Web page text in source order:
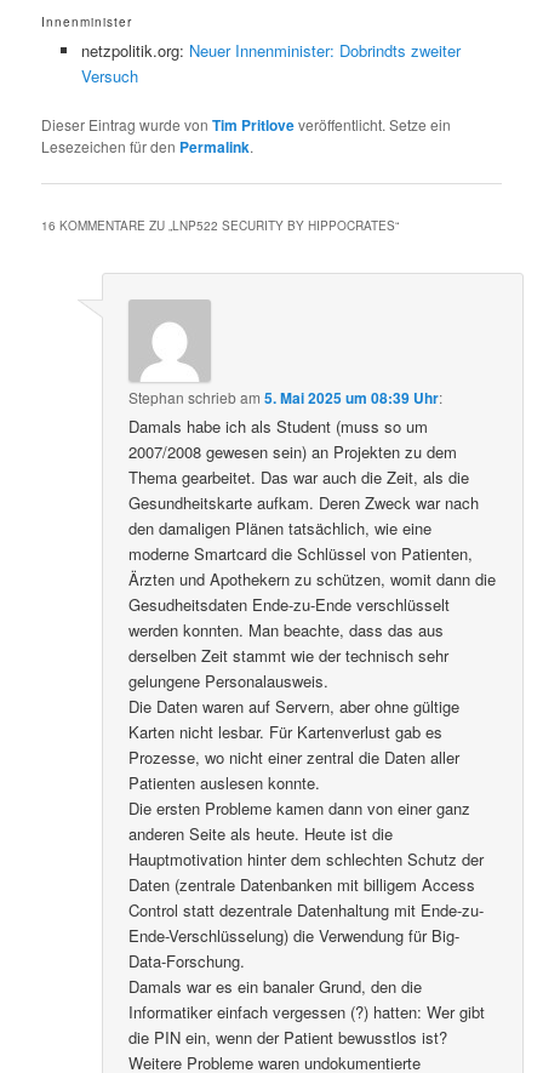
Innenminister
netzpolitik.org: Neuer Innenminister: Dobrindts zweiter
Versuch
Dieser Eintrag wurde vonTim Pritloveveröffentlicht. Setze ein
Lesezeichen für den Permalink.
16 KOMMENTARE ZU „LNP522 SECURITY BY HIPPOCRATES“
Stephan schriebam5. Mai 2025 um 08:39 Uhr:
Damals habe ich als Student (muss so um
2007/2008 gewesen sein) an Projekten zu dem
Thema gearbeitet. Das war auch die Zeit, als die
Gesundheitskarte aufkam. Deren Zweck war nach
den damaligen Plänen tatsächlich, wie eine
moderne Smartcard die Schlüssel von Patienten,
Ärzten und Apothekern zu schützen, womit dann die
Gesudheitsdaten Ende-zu-Ende verschlüsselt
werden konnten. Man beachte, dass das aus
derselben Zeit stammt wie der technisch sehr
gelungene Personalausweis.
Die Daten waren auf Servern, aber ohne gültige
Karten nicht lesbar. Für Kartenverlust gab es
Prozesse, wo nicht einer zentral die Daten aller
Patienten auslesen konnte.
Die ersten Probleme kamen dann von einer ganz
anderen Seite als heute. Heute ist die
Hauptmotivation hinter dem schlechten Schutz der
Daten (zentrale Datenbanken mit billigem Access
Control statt dezentrale Datenhaltung mit Ende-zu-
Ende-Verschlüsselung) die Verwendung für Big-
Data-Forschung.
Damals war es ein banaler Grund, den die
Informatiker einfach vergessen (?) hatten: Wer gibt
die PIN ein, wenn der Patient bewusstlos ist?
Weitere Probleme waren undokumentierte